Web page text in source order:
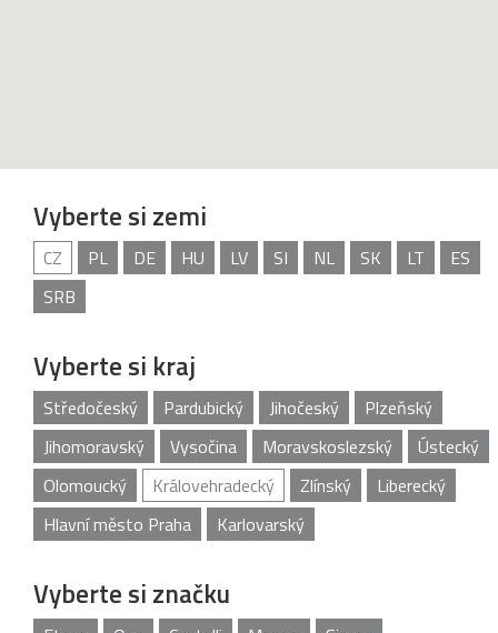
Vyberte si zemi
CZ PL DE HU LV SI NL SK LT
ES
SRB
Vyberte si kraj
Středočeský Pardubický Jihočeský
Plzeňský
Jihomoravský
Vysočina Moravskoslezský
Ústecký
Olomoucký
Královehradecký Zlínský
Liberecký
Hlavní město Praha
Karlovarský
Vyberte si značku